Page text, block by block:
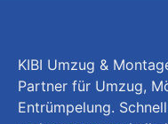
KIBI Umzug &
Partner für Umzug,
Entrümpelung.